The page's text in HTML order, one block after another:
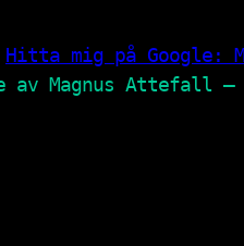
Hitta mig på Google:
av Magnus